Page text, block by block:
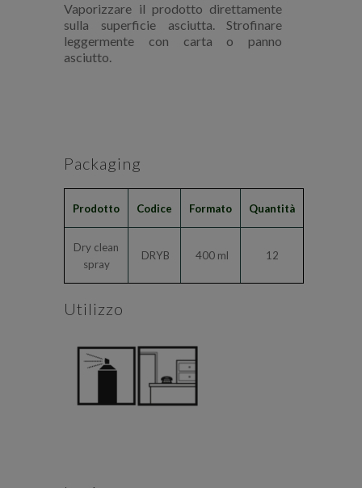
Vaporizzare il prodotto direttamente
sulla superficie asciutta. Strofinare
leggermente con carta o panno
asciutto.
Packaging
Prodotto Codice Formato Quantità
Dry clean
spray
DRYB 400 ml 12
Utilizzo